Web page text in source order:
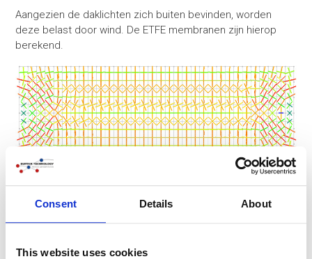
Consent Details About
This website uses cookies
Aangezien de daklichten zich buiten bevinden, worden
deze belast door wind. De ETFE membranen zijn hierop
berekend.